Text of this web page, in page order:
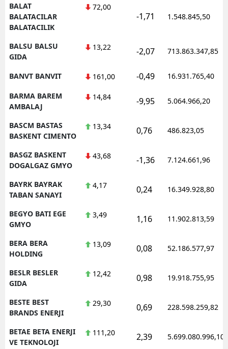
BALAT
BALATACILAR
BALATACILIK
72,00
-1,71 1.548.845,50
BALSU BALSU
GIDA
13,22 -2,07 713.863.347,85
BANVT BANVIT 161,00 -0,49 16.931.765,40
BARMA BAREM
AMBALAJ
14,84 -9,95 5.064.966,20
BASCM BASTAS
BASKENT CIMENTO
13,34 0,76 486.823,05
BASGZ BASKENT
DOGALGAZ GMYO
43,68 -1,36 7.124.661,96
BAYRK BAYRAK
TABAN SANAYI
4,17 0,24 16.349.928,80
BEGYO BATI EGE
GMYO
3,49 1,16 11.902.813,59
BERA BERA
HOLDING
13,09 0,08 52.186.577,97
BESLR BESLER
GIDA
12,42 0,98 19.918.755,95
BESTE BEST
BRANDS ENERJI
29,30 0,69 228.598.259,82
BETAE BETA ENERJI
VE TEKNOLOJI
111,20 2,39 5.699.080.996,10